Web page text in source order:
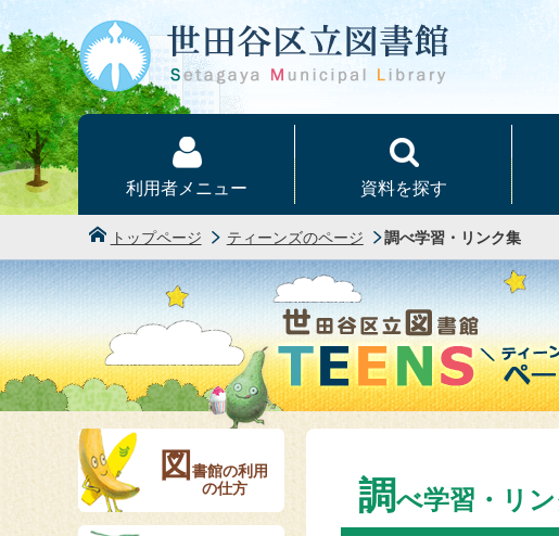
本文へ
利用者メニュー 資料を探す
トップページ ティーンズのページ 調べ学習・リンク集
調べ学習・リ
図 書館の利用
の仕方